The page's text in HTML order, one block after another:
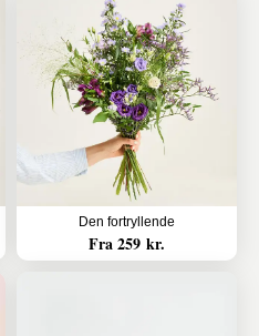
Den fortryllende
Fra 259 kr.